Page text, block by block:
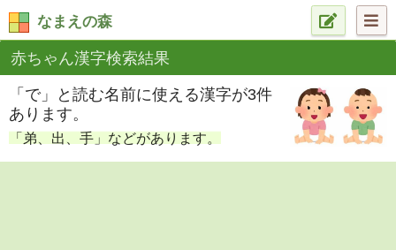
なまえの森
赤ちゃん漢字検索結果
「で」と読む名前に使える漢字が3件
あります。
「弟、出、手」などがあります。